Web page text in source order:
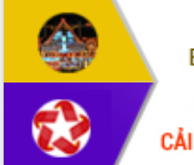
ven biển
Đắk Lắk nỗ lực thúc đẩy tăng trưởng
kinh tế từ 10% trở lên trong Quý
II/2026
Đắk Lắk ký kết thỏa thuận hợp tác về
chuyển đổi số giai đoạn 2026 – 2030
với Tập đoàn Bưu chính Viễn thông
Việt Nam